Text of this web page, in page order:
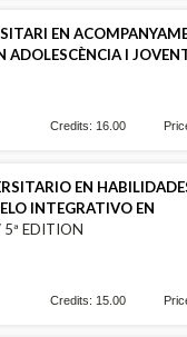
EN
ADOLESCÈNCIA I
Credits: 16.00
EN
INTEGRATIVO EN
5ª EDITION
Credits: 15.00